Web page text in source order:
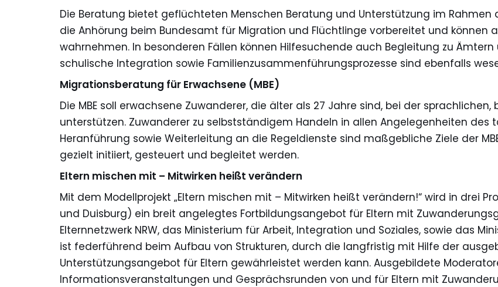
Die Beratung bietet geflüchteten Menschen Beratung und Unterstützung im Rahmen
die Anhörung beim Bundesamt für Migration und Flüchtlinge vorbereitet und können
wahrnehmen. In besonderen Fällen können Hilfesuchende auch Begleitung zu
schulische Integration sowie Familienzusammenführungsprozesse sind ebenfalls
Migrationsberatung für Erwachsene (MBE)
Die MBE soll erwachsene Zuwanderer, die älter als 27 Jahre sind, bei der
unterstützen. Zuwanderer zu selbstständigem Handeln in allen Angelegenheiten des
Heranführung sowie Weiterleitung an die Regeldienste sind maßgebliche Ziele der
gezielt initiiert, gesteuert und begleitet werden.
Eltern mischen mit – Mitwirken heißt verändern
Mit dem Modellprojekt „Eltern mischen mit – Mitwirken heißt verändern!“ wird in drei
und Duisburg) ein breit angelegtes Fortbildungsangebot für Eltern mit
Elternnetzwerk NRW, das Ministerium für Arbeit, Integration und Soziales, sowie das
ist federführend beim Aufbau von Strukturen, durch die langfristig mit Hilfe der
Unterstützungsangebot für Eltern gewährleistet werden kann. Ausgebildete
Informationsveranstaltungen und Gesprächsrunden von und für Eltern mit